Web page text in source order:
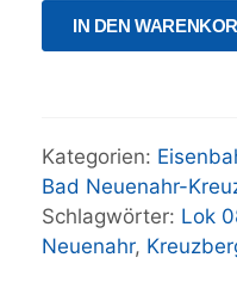
IN DEN
Kategorien:
Bad Neuenahr-
Schlagwörter: Lok
Neuenahr,